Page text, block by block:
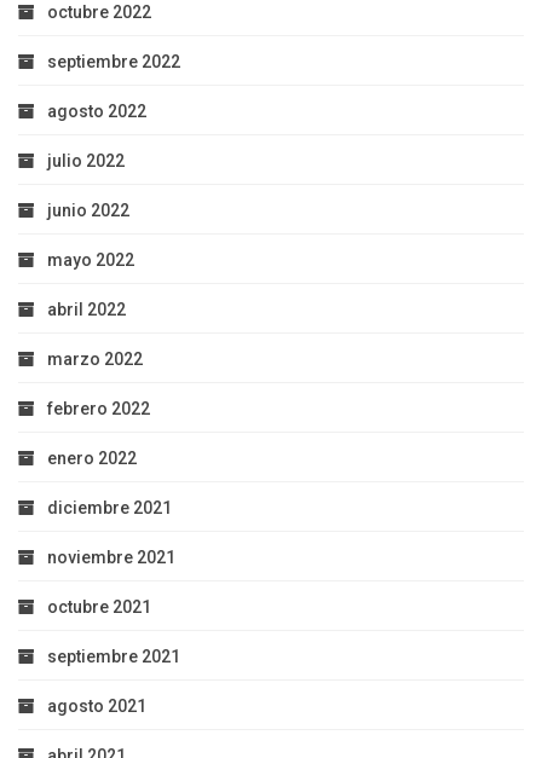
octubre 2022
septiembre 2022
agosto 2022
julio 2022
junio 2022
mayo 2022
abril 2022
marzo 2022
febrero 2022
enero 2022
diciembre 2021
noviembre 2021
octubre 2021
septiembre 2021
agosto 2021